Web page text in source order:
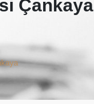
Çankaya